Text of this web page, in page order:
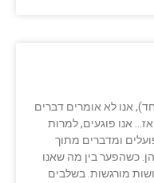
אנו לא אומרים דברים
אנו פוגעים, למרות
ומדברים מתוך
כשהפער בין מה שאנו
מורגשות. בשלבים